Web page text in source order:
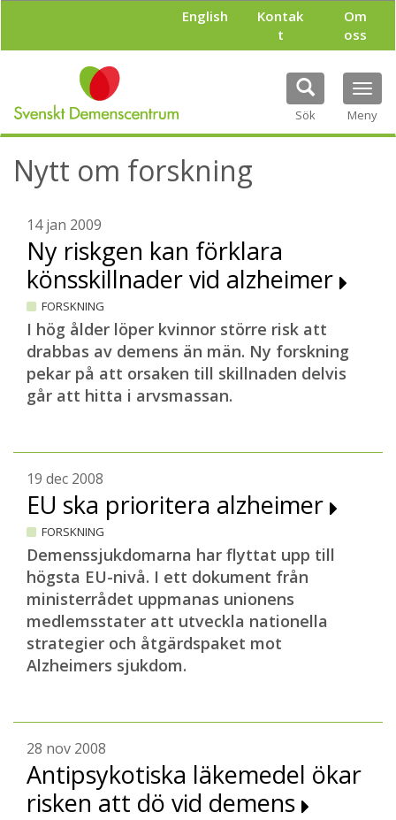
l
English
Kontak
t
Om
oss
Sök Meny
Nytt om forskning
14 jan 2009
Ny riskgen kan förklara
könsskillnader vid alzheimer
FORSKNING
I hög ålder löper kvinnor större risk att
drabbas av demens än män. Ny forskning
pekar på att orsaken till skillnaden delvis
går att hitta i arvsmassan.
19 dec 2008
EU ska prioritera alzheimer
FORSKNING
Demenssjukdomarna har flyttat upp till
högsta EU-nivå. I ett dokument från
ministerrådet uppmanas unionens
medlemsstater att utveckla nationella
strategier och åtgärdspaket mot
Alzheimers sjukdom.
28 nov 2008
Antipsykotiska läkemedel ökar
risken att dö vid demens